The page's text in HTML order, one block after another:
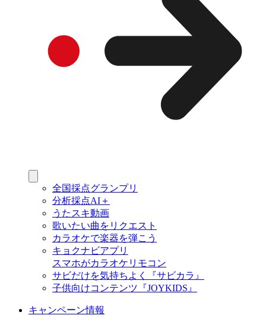
全国採点グランプリ
分析採点AI＋
うたスキ動画
歌いたい曲をリクエスト
カラオケで楽器を弾こう
キョクナビアプリ
スマホがカラオケリモコン
サビだけを気持ちよく『サビカラ』
子供向けコンテンツ『JOYKIDS』
キャンペーン情報